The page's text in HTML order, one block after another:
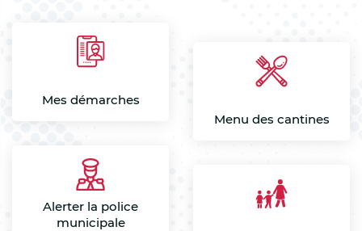
Mes démarches
Menu des cantines
Alerter la police
municipale